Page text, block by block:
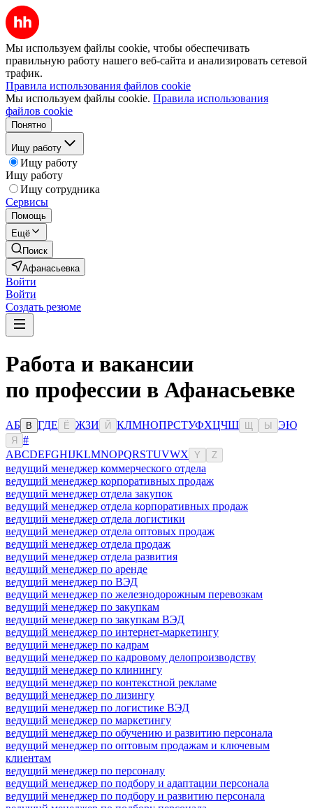
Мы используем файлы cookie, чтобы обеспечивать
правильную работу нашего веб-сайта и анализировать сетевой
трафик.
Правила использования файлов cookie
Мы используем файлы cookie. Правила использования
файлов cookie
Понятно
Ищу работу
Ищу работу
Ищу работу
Ищу сотрудника
Сервисы
Помощь
Ещё
Поиск
Афанасьевка
Войти
Войти
Создать резюме
Работа и вакансии
по профессии в Афанасьевке
АБ В ГДЕ Ё ЖЗИ Й КЛМНОПРСТУФХЦЧШ Ы ЭЮ
Я
#
ABCDEFGHIJKLMNOPQRSTUVWX Y Z
ведущий менеджер коммерческого отдела
ведущий менеджер корпоративных продаж
ведущий менеджер отдела закупок
ведущий менеджер отдела корпоративных продаж
ведущий менеджер отдела логистики
ведущий менеджер отдела оптовых продаж
ведущий менеджер отдела продаж
ведущий менеджер отдела развития
ведущий менеджер по аренде
ведущий менеджер по ВЭД
ведущий менеджер по железнодорожным перевозкам
ведущий менеджер по закупкам
ведущий менеджер по закупкам ВЭД
ведущий менеджер по интернет-маркетингу
ведущий менеджер по кадрам
ведущий менеджер по кадровому делопроизводству
ведущий менеджер по клинингу
ведущий менеджер по контекстной рекламе
ведущий менеджер по лизингу
ведущий менеджер по логистике ВЭД
ведущий менеджер по маркетингу
ведущий менеджер по обучению и развитию персонала
ведущий менеджер по оптовым продажам и ключевым
клиентам
ведущий менеджер по персоналу
ведущий менеджер по подбору и адаптации персонала
ведущий менеджер по подбору и развитию персонала